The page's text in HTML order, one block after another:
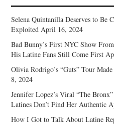
Selena Quintanilla Deserves to Be
Exploited April 16, 2024
Bad Bunny’s First NYC Show
His Latine Fans Still Come First
Olivia Rodrigo’s “Guts” Tour
8, 2024
Jennifer Lopez’s Viral “The
Latines Don’t Find Her Authentic
How I Got to Talk About Latine